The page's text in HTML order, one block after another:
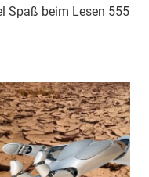
Spaß beim Lesen 555